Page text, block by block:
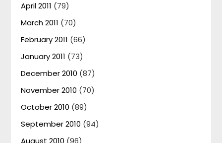
April 2011 (79)
March 2011 (70)
February 2011 (66)
January 2011 (73)
December 2010 (87)
November 2010 (70)
October 2010 (89)
September 2010 (94)
August 2010 (96)